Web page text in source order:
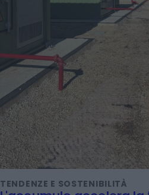
TENDENZE E SOSTENIBILITÀ